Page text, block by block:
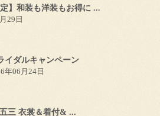
定】和装も洋装もお得に ...
29日
イダルキャンペーン
年06月24日
三 衣裳＆着付& ...